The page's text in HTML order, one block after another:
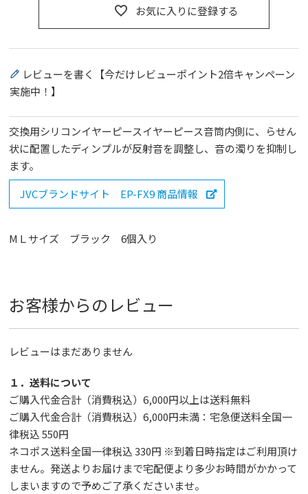
お気に入りに登録する
レビューを書く【今だけレビューポイント2倍キャンペーン
実施中！】
交換用シリコンイヤーピースイヤーピース音筒内側に、らせん
状に配置したディンプルが反射音を調整し、音の濁りを抑制し
ます。
JVCブランドサイト EP-FX9 商品情報
MＬサイズ ブラック 6個入り
お客様からのレビュー
レビューはまだありません
１．送料について
ご購入代金合計（消費税込）6,000円以上は送料無料
ご購入代金合計（消費税込）6,000円未満：宅急便送料全国一
律税込 550円
ネコポス送料全国一律税込 330円 ※到着日時指定はご利用頂け
ません。発送よりお届けまで宅配便より多少お時間がかかって
しまいますので予めご了承くださいませ。